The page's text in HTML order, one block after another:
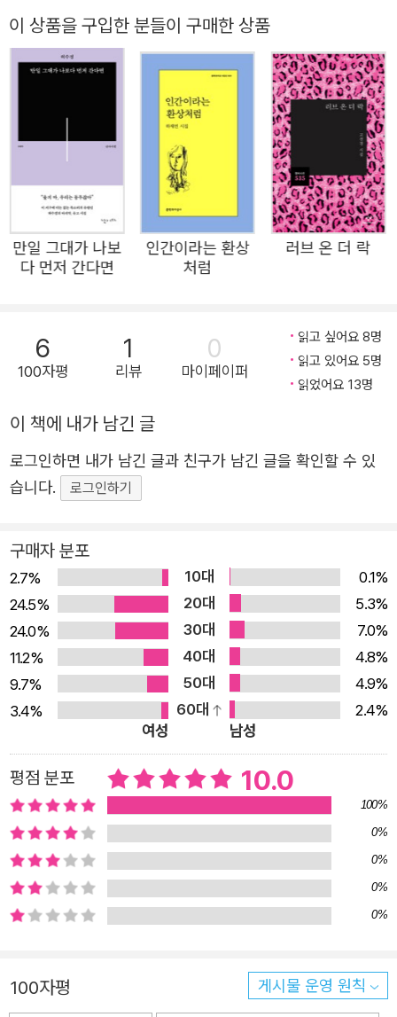
숙 시인), “솔직하고 발칙하게 세상을 날것 그대로 노래하는
시선”(강동호 평론가)이라는 명명과 함께 2022·2024 문지
문학상 후보에 연이어 이름을 올리며 고유하고도 믿음직한
세계를 구축해가고 있음을 증명해냈다. 첫 시집 『검은 머리
짐승 사전』에서 “인간과 비인간의 다중 우주를 천연덕스럽
게 깡총거리며 넘나”(문학평론가 전승민, 해설)들었던 그는
2년 만에 새로 펴내는 이번 시집을 무대로 개개의 인간 종
(種)이 속해 있는 독립된 우주를 펼쳐 보인다. 시집은 총 52
편의 시를 아홉 개의 부로 촘촘하게 나누어 엮는다. 각 부의
제목에는 수록된 시를 대표하는 한 글자 단어가 붙었다. ‘길’
자극한다. 더불어 “툭하면 이상한 애가 됐다”는 시인의 신춘
문예 수상소감을 떠올리게 되는 이 시집의 표제는 그가 시인
으로서 발화하기 원했던 목소리의 본령에 한 발짝 더 가까이
다가섰음을 짐작게 한다. 지구에 사는 ‘이상한 애’가 아닌 빛
의 이름 석 자를 빌려 ‘신이인(新異人)’, 즉 새로운 이종 인
간이라 불러보면 어떨까. 한때 우리였다는 말은 얼마나 낡은
다 부끄러워 혼자 잔다 예를 들면 이불이 촌스러운 거 한때
우리에게 참 새 이불이었는데 나 아직 새사람이 되지 못했고
가끔은 헌 시를 써 옛날에 유행했을 것 같은 시를 처음 쓰는
사람이 쓸 것 같은 시를 겁도 없이 써 옛날이 그리워서 그립
다는 말도 막 쓴다 그리고 행복해 불행히도 _「꿈의 대화」 부
분 “우리라는 말 또한/ 우리에게 얼마나 낡았니” 하는 중얼
거림은 ‘우리’라는 말의 허망함을 꼬집는다. “아직 새사람이
되지 못”한 나는 때때로 옛날을 그리워하며 역설적인 행복
에 잠기지만 그 또한 과거를 지나왔기에 가능한 화해의 순간
이다. 이는 “행복은 옛날 거기/ 아무것도 안 보이던 자리에
있었”다고 회상하면서도 “나를 찾지 않으며/ 옛날을 기억해
주길” 당부하는 시인의 말과 일맥상통한다. 그렇다면 “열심
히 살다가 흉해”(시인의 말)진 모습은 “투명 취급/ 아니면
특별한 취급을 받”(「거짓말」)게 하는 인간과 비인간의 차이
가 실은 개별적인 인간 사이에도 존재하고 있음을 깨달은 시
“우리는 어떻게 해도 함께할 수 없”(「젊은 날─우주정류장」)
는 세계의 발화자는 ‘나’로 수렴한다. 신이인이 창조한 “직사
이 상품을 구입한 분들이 구매한 상품
만일 그대가 나보
다 먼저 간다면
인간이라는 환상
처럼
러브 온 더 락
6
100자평
1
리뷰
0
마이페이퍼
읽고 싶어요 8명
읽고 있어요 5명
읽었어요 13명
이 책에 내가 남긴 글
로그인하면 내가 남긴 글과 친구가 남긴 글을 확인할 수 있
습니다.
로그인하기
구매자 분포
2.7% 10대
0.1%
24.5%
20대
5.3%
24.0%
30대
7.0%
11.2%
40대
4.8%
9.7%
50대
4.9%
3.4%
60대 2.4%
여성 남성
평점 분포 10.0
100%
0%
0%
0%
0%
100자평 게시물 운영 원칙